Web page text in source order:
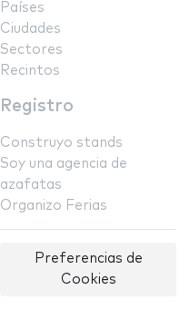
Países
Ciudades
Sectores
Recintos
Registro
Construyo stands
Soy una agencia de
azafatas
Organizo Ferias
Preferencias de
Cookies